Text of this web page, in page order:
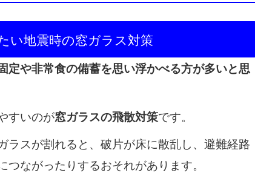
い地震時の窓ガラス対策
定や非常食の備蓄を思い浮かべる方が多いと思
すいのが窓ガラスの飛散対策です。
ラスが割れると、破片が床に散乱し、避難経路
ながったりするおそれがあります。